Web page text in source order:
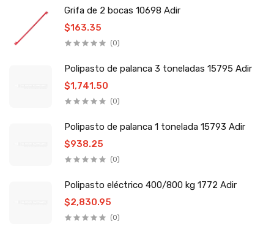
Grifa de 2 bocas 10698 Adir
$163.35
(0)
Polipasto de palanca 3 toneladas 15795 Adir
$1,741.50
(0)
Polipasto de palanca 1 tonelada 15793 Adir
$938.25
(0)
Polipasto eléctrico 400/800 kg 1772 Adir
$2,830.95
(0)